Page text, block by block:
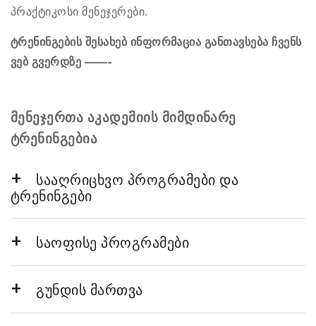
პრაქტიკოსი მენეჯერები.
ტრენინგების შესახებ ინფორმაცია განთავსება ჩვენს
ვებ გვერდზე ——-
მენეჯერთა აკადემიის მიმდინარე
ტრენინგებია
სააღრიცხვო პროგრამები და
ტრენინგები
საოფისე პროგრამები
გუნდის მართვა